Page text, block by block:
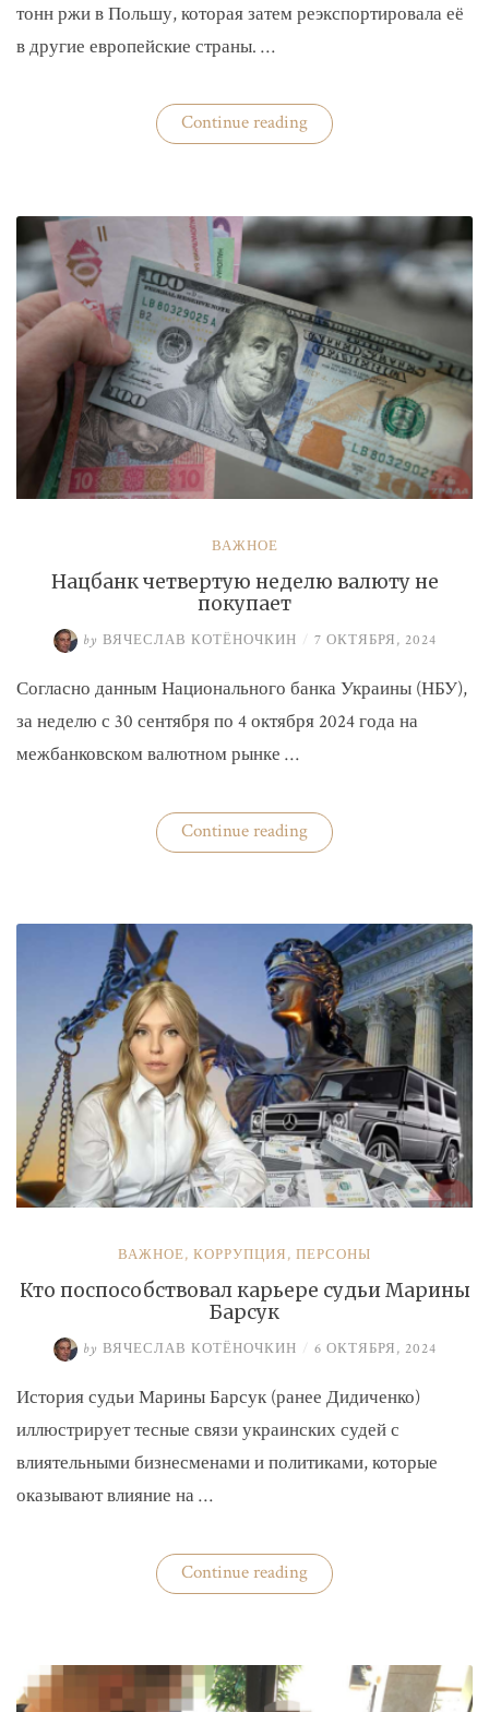
тонн ржи в Польшу, которая затем реэкспортировала её
в другие европейские страны. …
Continue reading«Украина
практически
зерновые
культуры»
ВАЖНОЕ
Нацбанк четвертую неделю валюту не
покупает
by ВЯЧЕСЛАВ КОТЁНОЧКИН / 7 ОКТЯБРЯ, 2024
Согласно данным Национального банка Украины (НБУ),
за неделю с 30 сентября по 4 октября 2024 года на
межбанковском валютном рынке …
Continue reading«Нацбанк
четвертую
покупает»
ВАЖНОЕ, КОРРУПЦИЯ, ПЕРСОНЫ
Кто поспособствовал карьере судьи Марины
Барсук
by ВЯЧЕСЛАВ КОТЁНОЧКИН / 6 ОКТЯБРЯ, 2024
История судьи Марины Барсук (ранее Дидиченко)
иллюстрирует тесные связи украинских судей с
влиятельными бизнесменами и политиками, которые
оказывают влияние на …
Continue reading«Кто
поспособствовал
Барсук»